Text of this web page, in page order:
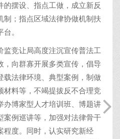
的摆设、指点工做，成立新反
制；指点区域法律协做机制扶
。
竞让局高度注沉宣传普法工
，向群寡开展多类宣传，倡导
载法律环境、典型案例，制做
材料等，不竭提拔反不合理竞
办博家型人才培训班、博题讲
案例巡讲等，加强对法律骨干
程度。同时，认实研究新经